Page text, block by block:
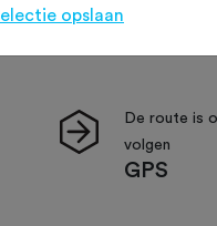
De route is
volgen
GPS
opslaan